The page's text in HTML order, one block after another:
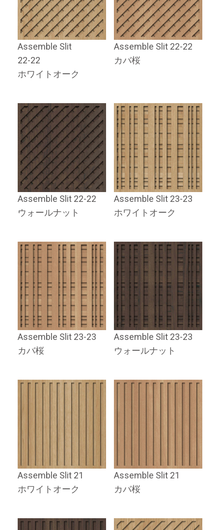
Assemble Slit
22-22
ホワイトオーク
Assemble Slit 22-22
カバ桜
Assemble Slit 22-22
ウォールナット
Assemble Slit 23-23
ホワイトオーク
Assemble Slit 23-23
カバ桜
Assemble Slit 23-23
ウォールナット
Assemble Slit 21
ホワイトオーク
Assemble Slit 21
カバ桜